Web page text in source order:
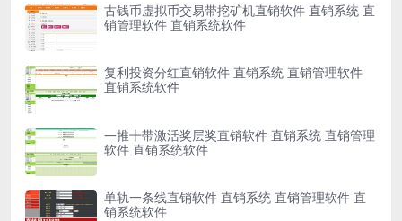
古钱币虚拟币交易带挖矿机直销软件 直销系统 直
销管理软件 直销系统软件
复利投资分红直销软件 直销系统 直销管理软件
直销系统软件
一推十带激活奖层奖直销软件 直销系统 直销管理
软件 直销系统软件
单轨一条线直销软件 直销系统 直销管理软件 直
销系统软件